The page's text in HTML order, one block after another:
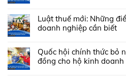
Luật thuế mới: Những
doanh nghiệp cần biết
Quốc hội chính thức bỏ
đồng cho hộ kinh doanh